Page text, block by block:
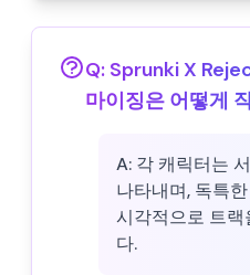
Q: Sprunki X
마이징은 어떻게
A: 각 캐릭터는
나타내며, 독특
시각적으로 트랙
다.